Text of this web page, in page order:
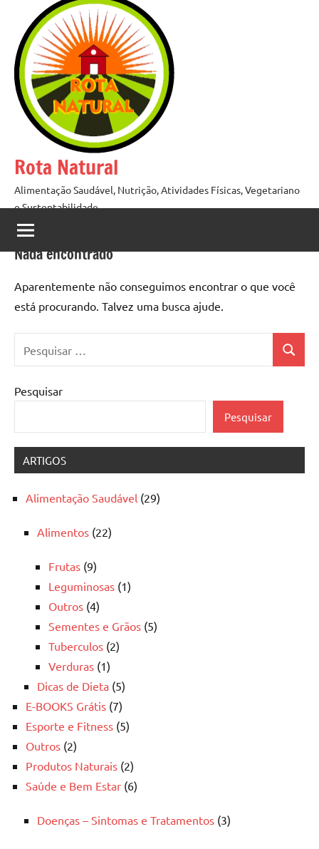
conteúdo
Rota Natural
Alimentação Saudável, Nutrição, Atividades Físicas, Vegetariano
e Sustentabilidade
Nada encontrado
Aparentemente não conseguimos encontrar o que você
está procurando. Talvez uma busca ajude.
por:
Pesquisar
Pesquisar
ARTIGOS
Alimentação Saudável (29)
Alimentos (22)
Frutas (9)
Leguminosas (1)
Outros (4)
Sementes e Grãos (5)
Tuberculos (2)
Verduras (1)
Dicas de Dieta (5)
E-BOOKS Grátis (7)
Esporte e Fitness (5)
Outros (2)
Produtos Naturais (2)
Saúde e Bem Estar (6)
Doenças – Sintomas e Tratamentos (3)